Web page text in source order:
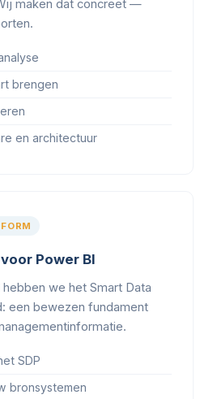
maken dat concreet —
brengen
en architectuur
Power BI
we het Smart Data
een bewezen fundament
SDP
bronsystemen